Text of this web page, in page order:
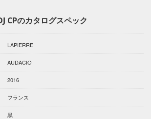
CPのカタログスペック
LAPIERRE
AUDACIO
2016
フランス
黒